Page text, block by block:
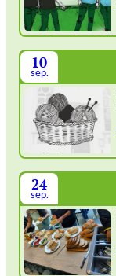
10
sep.
24
sep.